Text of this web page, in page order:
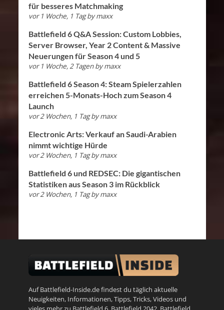
für besseres Matchmaking
vor 1 Woche, 1 Tag bymaxx
Battlefield 6 Q&A Session: Custom Lobbies,
Server Browser, Year 2 Content & Massive
Neuerungen für Season 4 und 5
vor 1 Woche, 2 Tagen bymaxx
Battlefield 6 Season 4: Steam Spielerzahlen
erreichen 5-Monats-Hoch zum Season 4
Launch
vor 2 Wochen, 1 Tag bymaxx
Electronic Arts: Verkauf an Saudi-Arabien
nimmt wichtige Hürde
vor 2 Wochen, 1 Tag bymaxx
Battlefield 6 und REDSEC: Die gigantischen
Statistiken aus Season 3 im Rückblick
vor 2 Wochen, 1 Tag bymaxx
Auf Battlefield-Inside.de findest du täglich aktuelle
Neuigkeiten, Informationen, Tipps, Tricks, Videos und